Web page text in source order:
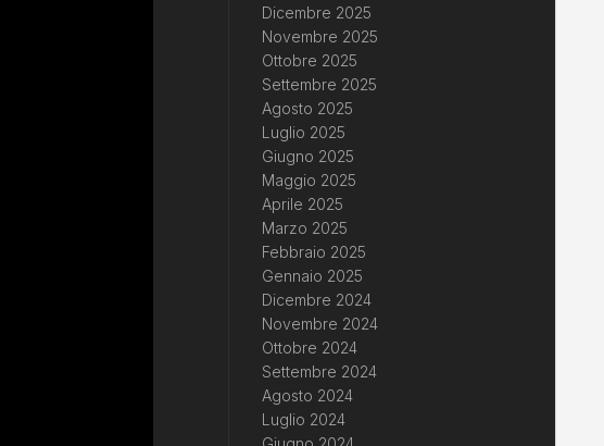
Dicembre 2025
Novembre 2025
Ottobre 2025
Settembre 2025
Agosto 2025
Luglio 2025
Giugno 2025
Maggio 2025
Aprile 2025
Marzo 2025
Febbraio 2025
Gennaio 2025
Dicembre 2024
Novembre 2024
Ottobre 2024
Settembre 2024
Agosto 2024
Luglio 2024